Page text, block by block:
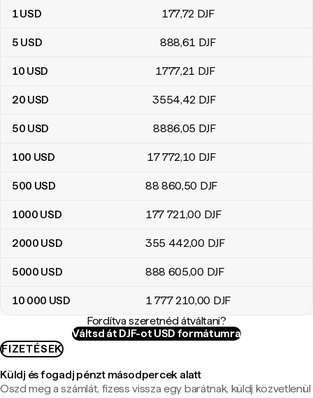
USA-dollár – dzsibuti frank átváltási táblázat
1USD 177,72 DJF
5 USD 888,61 DJF
10 USD 1777,21 DJF
20 USD 3554,42 DJF
50 USD 8886,05 DJF
100 USD 17 772,10 DJF
500 USD 88 860,50 DJF
1000 USD 177 721,00 DJF
2000 USD 355 442,00 DJF
5000 USD 888 605,00 DJF
10 000 USD 1 777 210,00 DJF
Fordítva szeretnéd átváltani?
Váltsd át DJF-ot USD formátumra
FIZETÉSEK
Küldj és fogadj pénzt másodpercek alatt
Oszd meg a számlát, fizess vissza egy barátnak, küldj közvetlenül